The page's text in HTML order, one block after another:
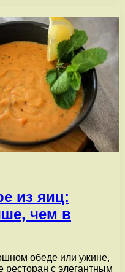
из яиц:
чем в
обеде или ужине,
ресторан с элегантным